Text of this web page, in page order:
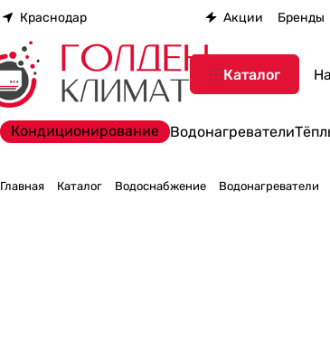
Краснодар Акции Бренды
Каталог
Кондиционирование Водонагреватели
Главная Каталог Водоснабжение Водонагреватели